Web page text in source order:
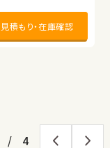
見積もり・在庫確認
整備 法定整備付
見積もり・在庫確認
/ 4